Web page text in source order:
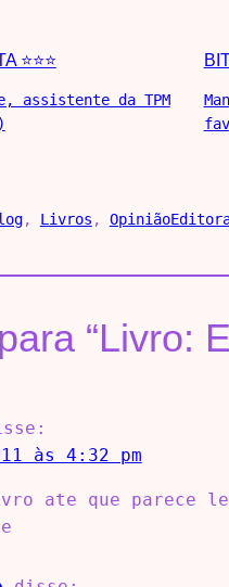
⭐⭐⭐
assistente da TPM
, Livros , Opinião
“Livro:
às 4:32 pm
ate que parece